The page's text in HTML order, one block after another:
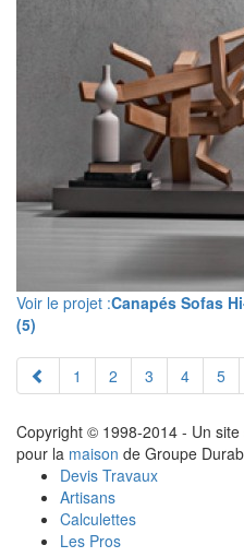
Voir le projet :Canapés Sofas
(5)
1 2 3 4 5
Copyright © 1998-2014 - Un site
pour la maison de Groupe
Devis Travaux
Artisans
Calculettes
Les Pros